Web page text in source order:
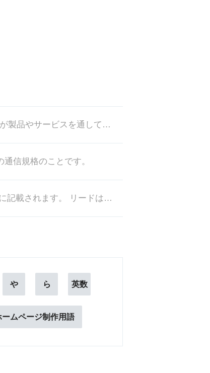
UXとはUser Experience（ユーザー・エクスペリエンス）の略で、顧客が製品やサービスを通して得られる価値や体
信規格のことです。
リードとは、本文を要約した文章のことで、タイトルや見出しの次に記載されます。 リードは、本文へと読み進めてもらうための重
や ら 英数
ームページ制作用語